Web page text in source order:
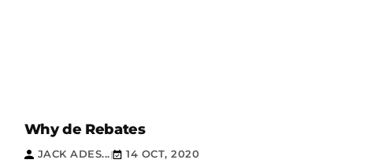
Why de Rebates
JACK ADES...| 14 OCT, 2020